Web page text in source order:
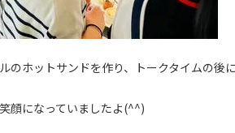
のホットサンドを作り、トークタイムの後
顔になっていましたよ(^^)